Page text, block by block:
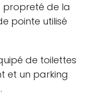
propreté de la
pointe utilisé
de toilettes
et un parking